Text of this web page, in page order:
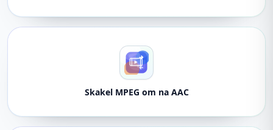
Skakel MPEG om na AAC